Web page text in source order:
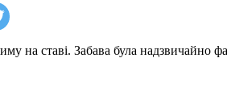
на ставі. Забава була надзвичайно